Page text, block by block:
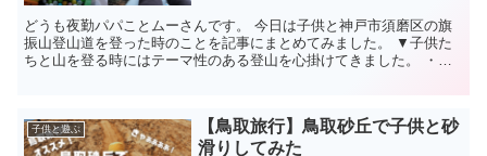
どうも夜勤パパことムーさんです。 今日は子供と神戸市須磨区の旗
振山登山道を登った時のことを記事にまとめてみました。 ▼子供た
ちと山を登る時にはテーマ性のある登山を心掛けてきました。 ・山
子供と遊ぶ
【鳥取旅行】鳥取砂丘で子供と砂
滑りしてみた